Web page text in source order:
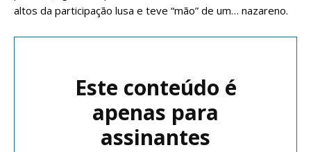
altos da participação lusa e teve “mão” de um… nazareno.
Este conteúdo é
apenas para
assinantes